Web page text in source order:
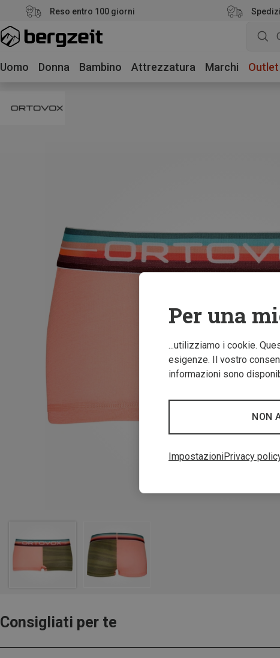
Reso entro 100 giorni
Uomo Donna Bambino Attrezzatura Marchi Outlet
Consigliati per te
Per una
...utilizziamo i cookie.
esigenze. Il vostro
informazioni sono
NON
ImpostazioniPrivacy